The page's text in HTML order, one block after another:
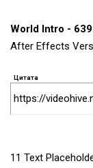
World Intro -
After Effects
Цитата
https://
11 Text